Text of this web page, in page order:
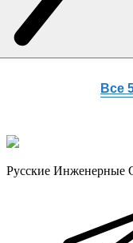
Все
Русские Инженерные